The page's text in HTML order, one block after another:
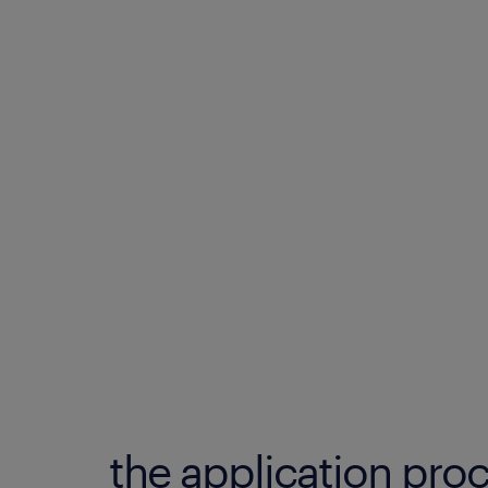
the application